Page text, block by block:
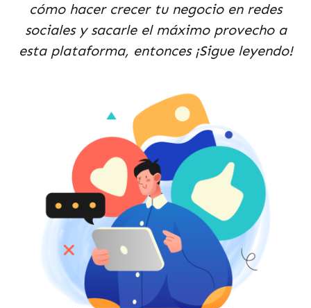
cómo hacer crecer tu negocio en redes
sociales y sacarle el máximo provecho a
esta plataforma, entonces ¡Sigue leyendo!